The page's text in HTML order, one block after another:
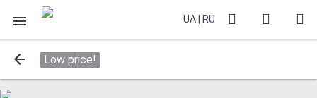
UA RU
Low price!